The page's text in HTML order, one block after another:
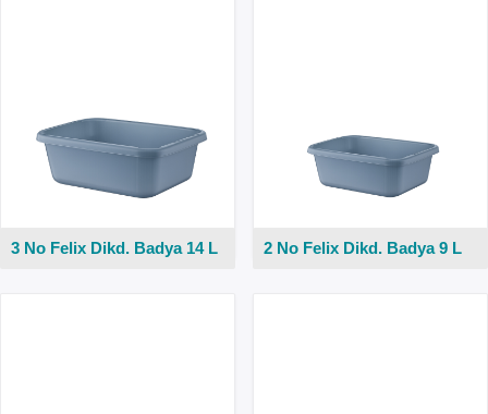
3 No Felix Dikd. Badya 14 L 2 No Felix Dikd. Badya 9 L